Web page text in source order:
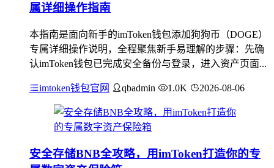
属详细操作指南
本指南是面向新手的imToken钱包添加狗狗币（DOGE）
专属详细操作说明，全程聚焦新手易理解的步骤：先确
认imToken钱包已完成安全备份与登录，进入资产页面...
imtoken钱包官网 qbadmin 1.0K 2026-08-06
安全存储BNB全攻略，用imToken打造你的专